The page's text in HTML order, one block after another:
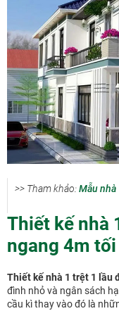
>> Tham khảo:Mẫu nhà
Thiết kế nhà
ngang 4m
Thiết kế nhà 1 trệt 1 lầu
đình nhỏ và ngân sách
cầu kì thay vào đó là